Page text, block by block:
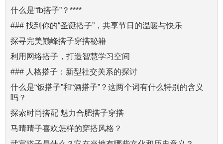
什么是“fb搭子”？****
### 找到你的“圣诞搭子”，共享节日的温暖与快乐
探寻完美巅峰搭子穿搭秘籍
利用网络搭子，打造智慧学习空间
### 人格搭子：新型社交关系的探讨
什么是“饭搭子”和“酒搭子”？这两个词有什么特别的含义
吗？
探索时尚搭配 魅力合肥搭子穿搭
马晴晴子喜欢怎样的穿搭风格？